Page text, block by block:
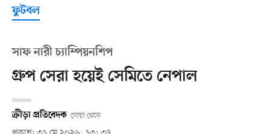
ফুটবল
সাফ নারী চ্যাম্পিয়নশিপ
গ্রুপ সেরা হয়েই সেমিতে নেপাল
ক্রীড়া প্রতিবেদক গোয়া থেকে